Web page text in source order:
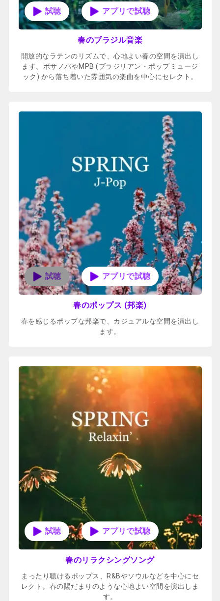
アプリで試聴
春のリラクシングソング
まったり聴けるポップス、R&Bやソウルなどを中心にセ
レクト。春の陽だまりのような心地よい空間を演出しま
す。
アプリで試聴
春のブラジル音楽
開放的なラテンのリズムで、心地よい春の空間を演出し
ます。ボサノバやMPB (ブラジリアン・ポップミュージ
ック) から落ち着いた雰囲気の楽曲を中心にセレクト。
アプリで試聴
春のポップス (邦楽)
春を感じるポップな邦楽で、カジュアルな空間を演出し
ます。